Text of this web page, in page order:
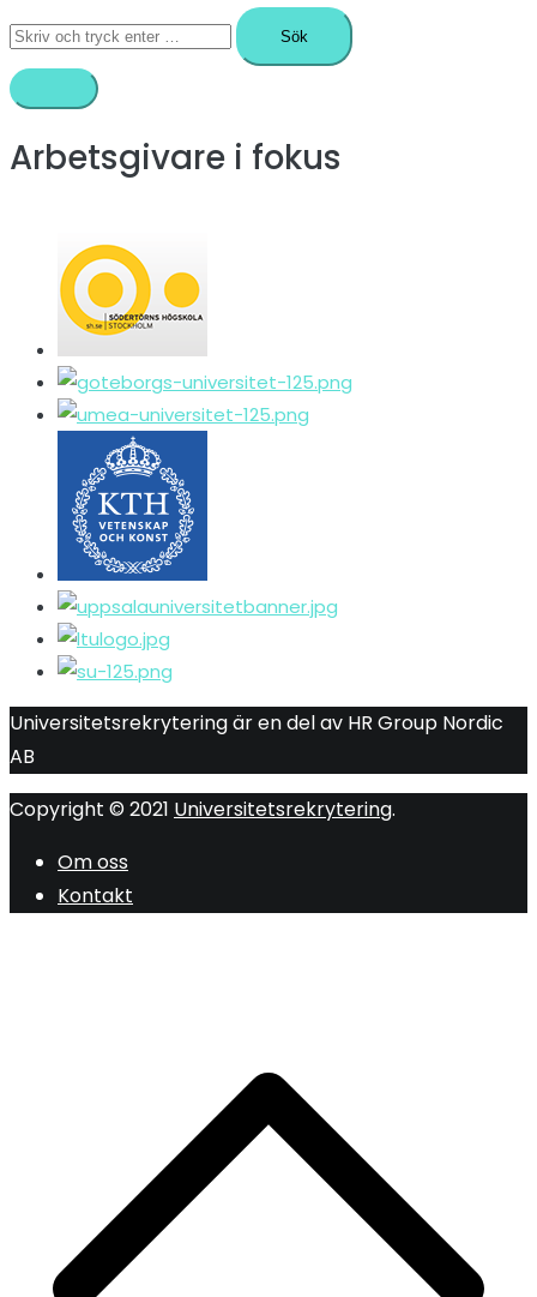
Sök
efter:
Arbetsgivare i fokus
Universitetsrekrytering är en del av HR Group Nordic
AB
Copyright © 2021 Universitetsrekrytering.
Om oss
Kontakt